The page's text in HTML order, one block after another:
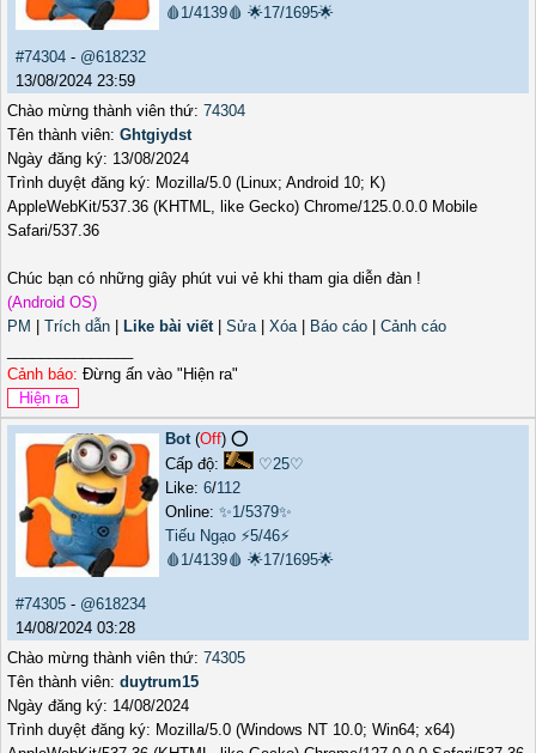
🩸1/4139🩸 🌟17/1695🌟
#74304 - @618232
13/08/2024 23:59
Chào mừng thành viên thứ: 74304
Tên thành viên: Ghtgiydst
Ngày đăng ký: 13/08/2024
Trình duyệt đăng ký: Mozilla/5.0 (Linux; Android 10; K)
AppleWebKit/537.36 (KHTML, like Gecko) Chrome/125.0.0.0 Mobile
Safari/537.36
Chúc bạn có những giây phút vui vẻ khi tham gia diễn đàn !
(Android OS)
PM
Trích dẫn Like bài viết| Sửa| Xóa| Báo cáo
Cảnh cáo
Cảnh báo: Đừng ấn vào "Hiện ra"
Bot(Off) ⭕️
Cấp độ:
♡25♡
Like: 6/112
Online: ✨1/5379✨
Tiếu Ngạo ⚡5/46⚡
🩸1/4139🩸 🌟17/1695🌟
#74305 - @618234
14/08/2024 03:28
Chào mừng thành viên thứ: 74305
Tên thành viên: duytrum15
Ngày đăng ký: 14/08/2024
Trình duyệt đăng ký: Mozilla/5.0 (Windows NT 10.0; Win64; x64)